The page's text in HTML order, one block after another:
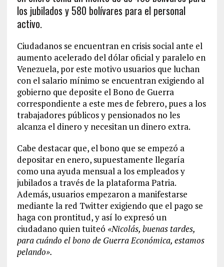
los jubilados y 580 bolívares para el personal
activo.
Ciudadanos se encuentran en crisis social ante el
aumento acelerado del dólar oficial y paralelo en
Venezuela, por este motivo usuarios que luchan
con el salario mínimo se encuentran exigiendo al
gobierno que deposite el Bono de Guerra
correspondiente a este mes de febrero, pues a los
trabajadores públicos y pensionados no les
alcanza el dinero y necesitan un dinero extra.
Cabe destacar que, el bono que se empezó a
depositar en enero, supuestamente llegaría
como una ayuda mensual a los empleados y
jubilados a través de la plataforma Patria.
Además, usuarios empezaron a manifestarse
mediante la red Twitter exigiendo que el pago se
haga con prontitud, y así lo expresó un
ciudadano quien tuiteó «Nicolás, buenas tardes,
para cuándo el bono de Guerra Económica, estamos
pelando».